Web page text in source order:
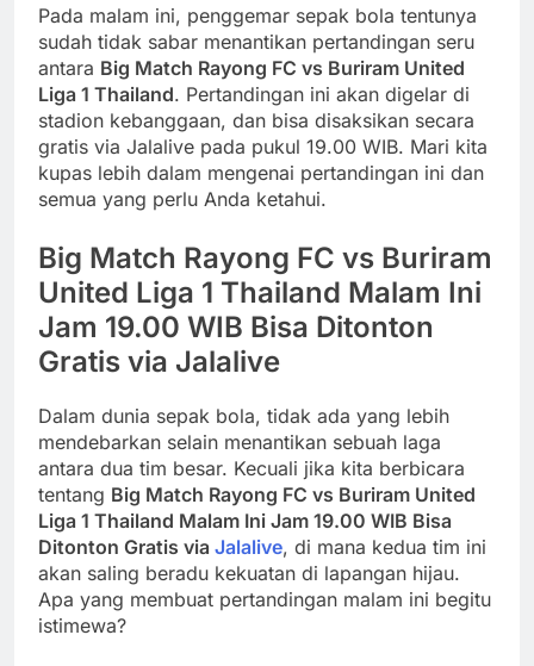
Pada malam ini, penggemar sepak bola tentunya
sudah tidak sabar menantikan pertandingan seru
antara Big Match Rayong FC vs Buriram United
Liga 1 Thailand. Pertandingan ini akan digelar di
stadion kebanggaan, dan bisa disaksikan secara
gratis via Jalalive pada pukul 19.00 WIB. Mari kita
kupas lebih dalam mengenai pertandingan ini dan
semua yang perlu Anda ketahui.
Big Match Rayong FC vs Buriram
United Liga 1 Thailand Malam Ini
Jam 19.00 WIB Bisa Ditonton
Gratis via Jalalive
Dalam dunia sepak bola, tidak ada yang lebih
mendebarkan selain menantikan sebuah laga
antara dua tim besar. Kecuali jika kita berbicara
tentang Big Match Rayong FC vs Buriram United
Liga 1 Thailand Malam Ini Jam 19.00 WIB Bisa
Ditonton Gratis via Jalalive, di mana kedua tim ini
akan saling beradu kekuatan di lapangan hijau.
Apa yang membuat pertandingan malam ini begitu
istimewa?